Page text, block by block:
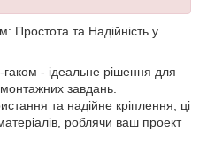
Простота та Надійність у
- ідеальне рішення для
монтажних завдань.
та надійне кріплення, ці
роблячи ваш проект